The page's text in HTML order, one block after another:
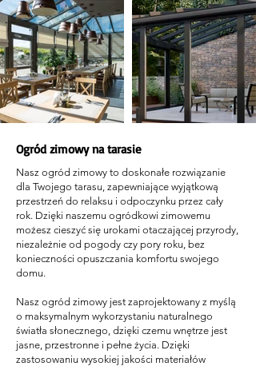
Ogród zimowy na tarasie
Nasz ogród zimowy to doskonałe rozwiązanie
dla Twojego tarasu, zapewniające wyjątkową
przestrzeń do relaksu i odpoczynku przez cały
rok. Dzięki naszemu ogródkowi zimowemu
możesz cieszyć się urokami otaczającej przyrody,
niezależnie od pogody czy pory roku, bez
konieczności opuszczania komfortu swojego
domu.
Nasz ogród zimowy jest zaprojektowany z myślą
o maksymalnym wykorzystaniu naturalnego
światła słonecznego, dzięki czemu wnętrze jest
jasne, przestronne i pełne życia. Dzięki
zastosowaniu wysokiej jakości materiałów